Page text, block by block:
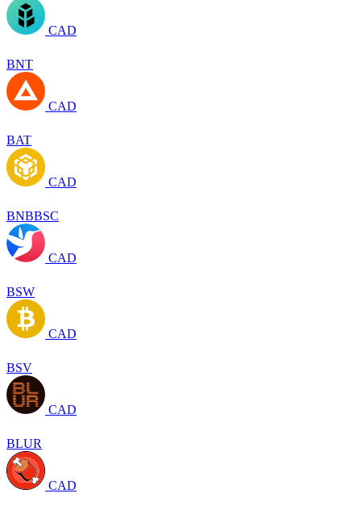
CAD
BNT
CAD
BAT
CAD
BNBBSC
CAD
BSW
CAD
BSV
CAD
BLUR
CAD